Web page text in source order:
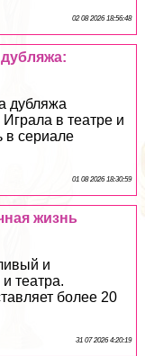
02 08 2026 18:56:48
дубляжа
в театре и
в сериале
01 08 2026 18:30:59
жизнь
и
театра.
более 20
31 07 2026 4:20:19